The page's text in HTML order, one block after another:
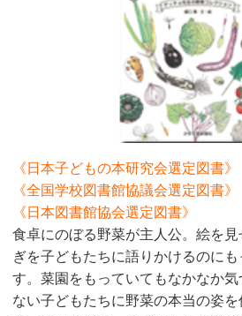
《日本子どもの本研究会選定図書》
《全国学校図書館協議会選定図書》
《日本図書館協会選定図書》
食卓にのぼる野菜が主人公。絵を
ぎを子どもたちに語りかけるのに
す。菜園をもっていてもなかなか
ない子どもたちに野菜の本当の姿を